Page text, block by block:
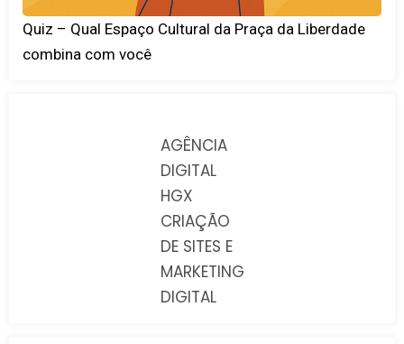
Quiz – Qual Espaço Cultural da Praça da Liberdade
combina com você
AGÊNCIA
DIGITAL
HGX
CRIAÇÃO
DE SITES E
MARKETING
DIGITAL